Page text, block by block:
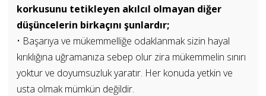
korkusunu tetikleyen akılcıl olmayan diğer
düşüncelerin birkaçını şunlardır;
• Başarıya ve mükemmelliğe odaklanmak sizin hayal
kırıklığına uğramanıza sebep olur zira mükemmelin sınırı
yoktur ve doyumsuzluk yaratır. Her konuda yetkin ve
usta olmak mümkün değildir.